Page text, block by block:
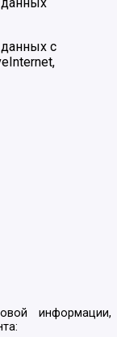
с
информации,